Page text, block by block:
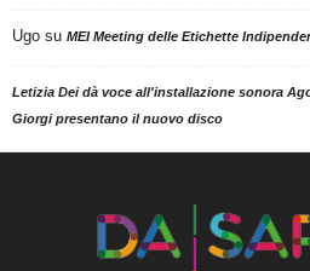
Ugo su MEI Meeting delle Etichette
Letizia Dei dà voce all'installazione sonora
Giorgi presentano il nuovo disco